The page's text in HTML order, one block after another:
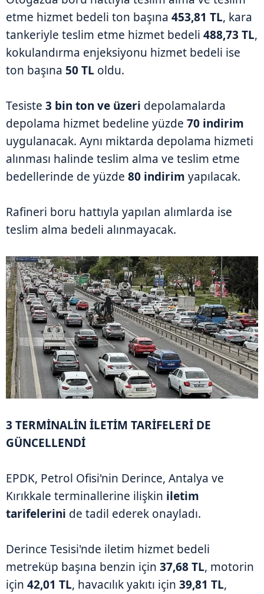
etme hizmet bedeli ton başına 453,81 TL, kara
tankeriyle teslim etme hizmet bedeli 488,73 TL,
kokulandırma enjeksiyonu hizmet bedeli ise
ton başına 50 TL oldu.
Tesiste 3 bin ton ve üzeri depolamalarda
depolama hizmet bedeline yüzde 70 indirim
uygulanacak. Aynı miktarda depolama hizmeti
alınması halinde teslim alma ve teslim etme
bedellerinde de yüzde 80 indirim yapılacak.
Rafineri boru hattıyla yapılan alımlarda ise
teslim alma bedeli alınmayacak.
3 TERMİNALİN İLETİM TARİFELERİ DE
GÜNCELLENDİ
EPDK, Petrol Ofisi'nin Derince, Antalya ve
Kırıkkale terminallerine ilişkin iletim
tarifelerini de tadil ederek onayladı.
Derince Tesisi'nde iletim hizmet bedeli
metreküp başına benzin için 37,68 TL, motorin
için 42,01 TL, havacılık yakıtı için 39,81 TL,